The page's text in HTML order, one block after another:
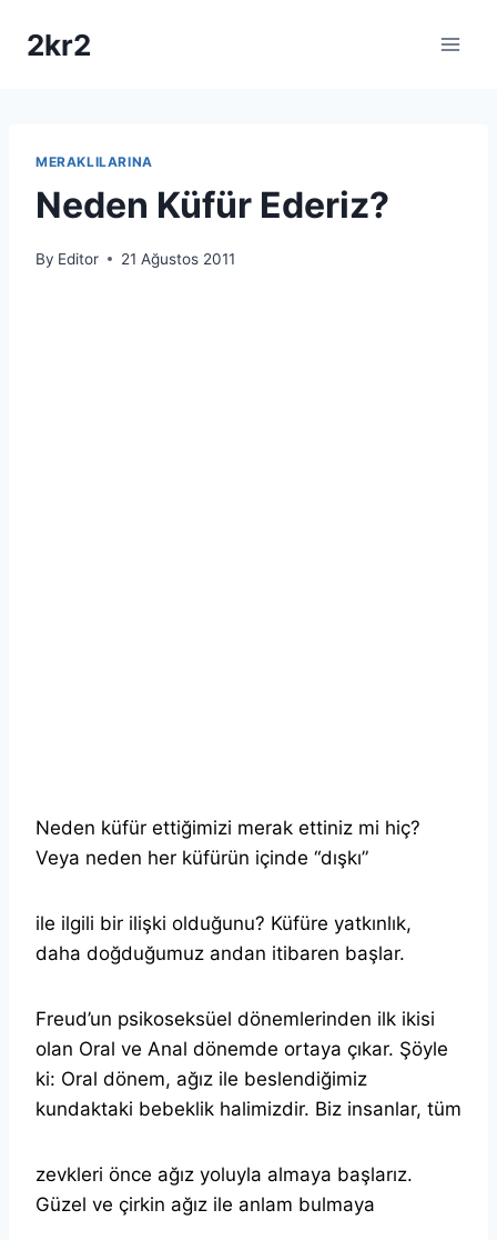
2kr2
MERAKLILARINA
Neden Küfür Ederiz?
By Editor 21 Ağustos 2011
Neden küfür ettiğimizi merak ettiniz mi hiç?
Veya neden her küfürün içinde “dışkı”
ile ilgili bir ilişki olduğunu? Küfüre yatkınlık,
daha doğduğumuz andan itibaren başlar.
Freud’un psikoseksüel dönemlerinden ilk ikisi
olan Oral ve Anal dönemde ortaya çıkar. Şöyle
ki: Oral dönem, ağız ile beslendiğimiz
kundaktaki bebeklik halimizdir. Biz insanlar, tüm
zevkleri önce ağız yoluyla almaya başlarız.
Güzel ve çirkin ağız ile anlam bulmaya